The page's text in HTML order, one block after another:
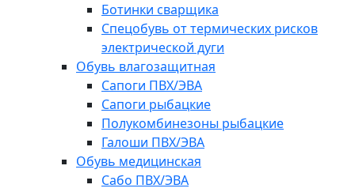
Ботинки сварщика
Спецобувь от термических рисков
электрической дуги
Обувь влагозащитная
Сапоги ПВХ/ЭВА
Сапоги рыбацкие
Полукомбинезоны рыбацкие
Галоши ПВХ/ЭВА
Обувь медицинская
Сабо ПВХ/ЭВА